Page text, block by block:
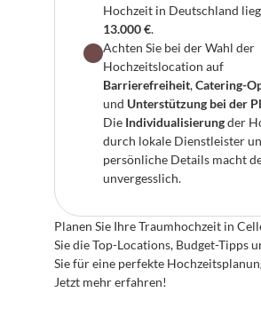
13.000 €.
Achten Sie bei der Wahl der
Barrierefreiheit, Catering-
und Unterstützung bei der
Die Individualisierung der
durch lokale Dienstleister
persönliche Details macht
unvergesslich.
Planen Sie Ihre Traumhochzeit in
Sie die Top-Locations, Budget-Tipps
Sie für eine perfekte
Jetzt mehr erfahren!